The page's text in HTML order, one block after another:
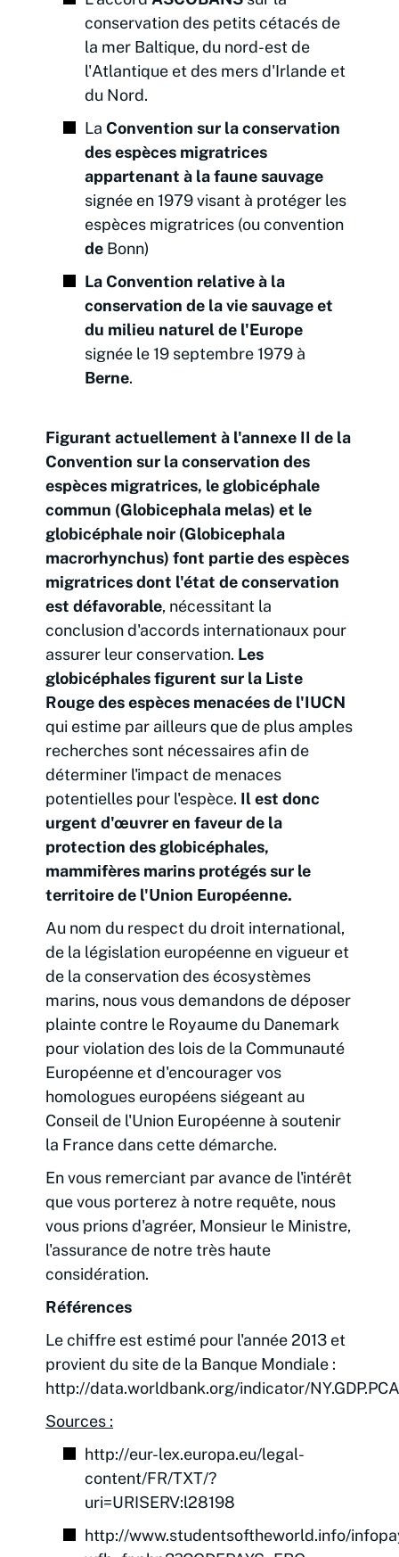
conservation des petits cétacés de
la mer Baltique, du nord-est de
l'Atlantique et des mers d'Irlande et
du Nord.
La Convention sur la conservation
des espèces migratrices
appartenant à la faune sauvage
signée en 1979 visant à protéger les
espèces migratrices (ou convention
de Bonn)
La Convention relative à la
conservation de la vie sauvage et
du milieu naturel de l'Europe
signée le 19 septembre 1979 à
Berne.
Figurant actuellement à l'annexe II de la
Convention sur la conservation des
espèces migratrices, le globicéphale
commun (Globicephala melas) et le
globicéphale noir (Globicephala
macrorhynchus) font partie des espèces
migratrices dont l'état de conservation
est défavorable, nécessitant la
conclusion d'accords internationaux pour
assurer leur conservation. Les
globicéphales figurent sur la Liste
Rouge des espèces menacées de l'IUCN
qui estime par ailleurs que de plus amples
recherches sont nécessaires afin de
déterminer l'impact de menaces
potentielles pour l'espèce. Il est donc
urgent d'œuvrer en faveur de la
protection des globicéphales,
mammifères marins protégés sur le
territoire de l'Union Européenne.
Au nom du respect du droit international,
de la législation européenne en vigueur et
de la conservation des écosystèmes
marins, nous vous demandons de déposer
plainte contre le Royaume du Danemark
pour violation des lois de la Communauté
Européenne et d'encourager vos
homologues européens siégeant au
Conseil de l'Union Européenne à soutenir
la France dans cette démarche.
En vous remerciant par avance de l'intérêt
que vous porterez à notre requête, nous
vous prions d'agréer, Monsieur le Ministre,
l'assurance de notre très haute
considération.
Références
Le chiffre est estimé pour l'année 2013 et
provient du site de la Banque Mondiale :
http://data.worldbank.org/indicator/
Sources :
http://eur-lex.europa.eu/legal-
content/FR/TXT/?
uri=URISERV:l28198
http://www.studentsoftheworld.info/